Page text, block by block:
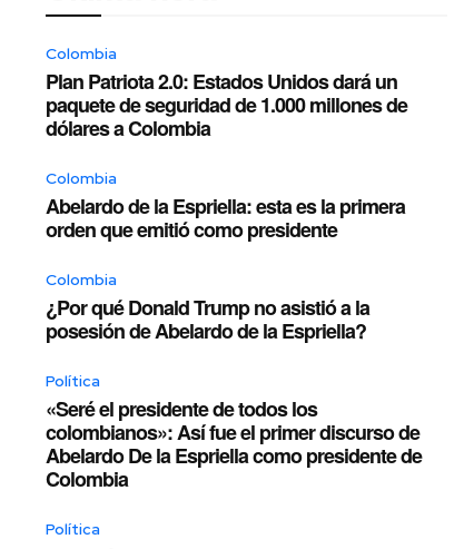
Colombia
Plan Patriota 2.0: Estados Unidos dará un
paquete de seguridad de 1.000 millones de
dólares a Colombia
Colombia
Abelardo de la Espriella: esta es la primera
orden que emitió como presidente
Colombia
¿Por qué Donald Trump no asistió a la
posesión de Abelardo de la Espriella?
Política
«Seré el presidente de todos los
colombianos»: Así fue el primer discurso de
Abelardo De la Espriella como presidente de
Colombia
Política